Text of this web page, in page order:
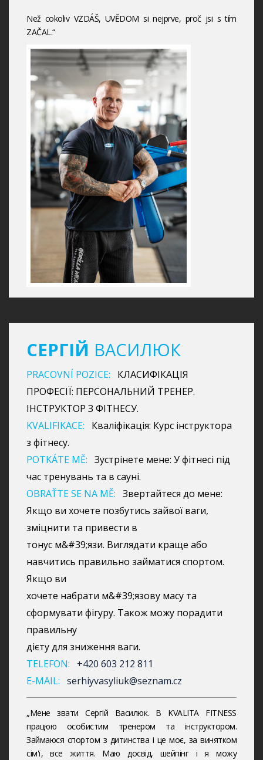
Než cokoliv VZDÁŠ, UVĚDOM si nejprve, proč jsi s tím
ZAČAL.“
СЕРГІЙ ВАСИЛЮК
PRACOVNÍ POZICE:
КЛАСИФІКАЦІЯ
ПРОФЕСІЇ: ПЕРСОНАЛЬНИЙ ТРЕНЕР.
ІНСТРУКТОР З ФІТНЕСУ.
KVALIFIKACE:
Кваліфікація: Курс інструктора
з фітнесу.
POTKÁTE MĚ: Зустрінете мене: У фітнесі під
час тренувань та в сауні.
OBRAŤTE SE NA MĚ: Звертайтеся до мене:
Якщо ви хочете позбутись зайвої ваги,
зміцнити та привести в
тонус м&#39;язи. Виглядати краще або
навчитись правильно займатися спортом.
Якщо ви
хочете набрати м&#39;язову масу та
сформувати фігуру. Також можу порадити
правильну
дієту для зниження ваги.
TELEFON:
+420 603 212 811
E-MAIL: serhiyvasyliuk@seznam.cz
„Мене звати Сергій Василюк. В KVALITA FITNESS
працюю особистим тренером та інструктором.
Займаюся спортом з дитинства і це моє, за винятком
сім'ї, все життя. Маю досвід, шейпінг і я можу